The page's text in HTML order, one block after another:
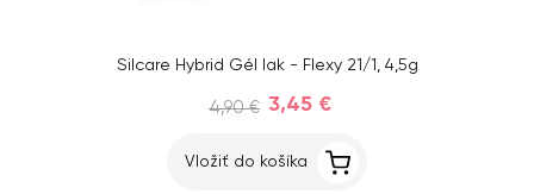
Silcare Hybrid Gél lak - Flexy 21/1, 4,5g
4,90 € 3,45 €
Vložiť do košíka